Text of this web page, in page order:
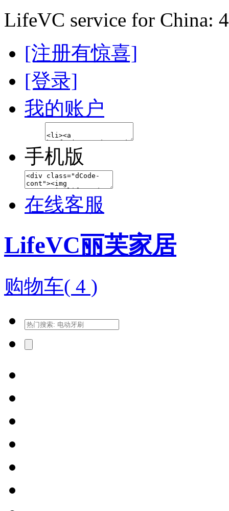
LifeVC service for China:
[注册有惊喜]
[登录]
我的账户
手机版
在线客服
LifeVC丽芙家居
购物车( 4 )